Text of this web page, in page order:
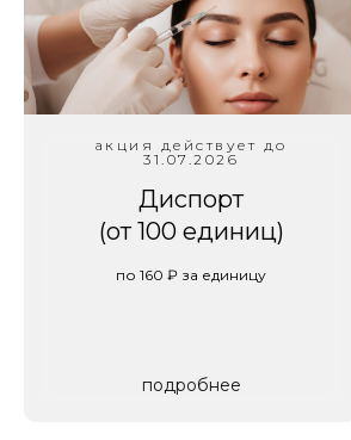
акция действует до
31.07.2026
Диспорт
(от 100 единиц)
по 160 ₽ за единицу
подробнее
У нас вы сможете подчеркнуть свою естественную
красоту, сохранить молодость и здоровье, а также
выразить свою индивидуальность.
Мы ценим каждого клиента и делаем всё возможное,
чтобы вы уходили от нас с улыбкой и желанием
вернуться снова!
ПОДРОБНЕЕ